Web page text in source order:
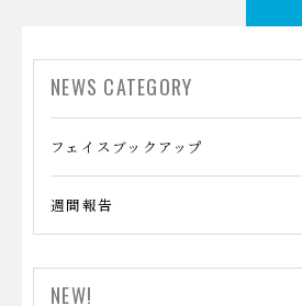
NEWS CATEGORY
フェイスブックアップ
週間報告
NEW!